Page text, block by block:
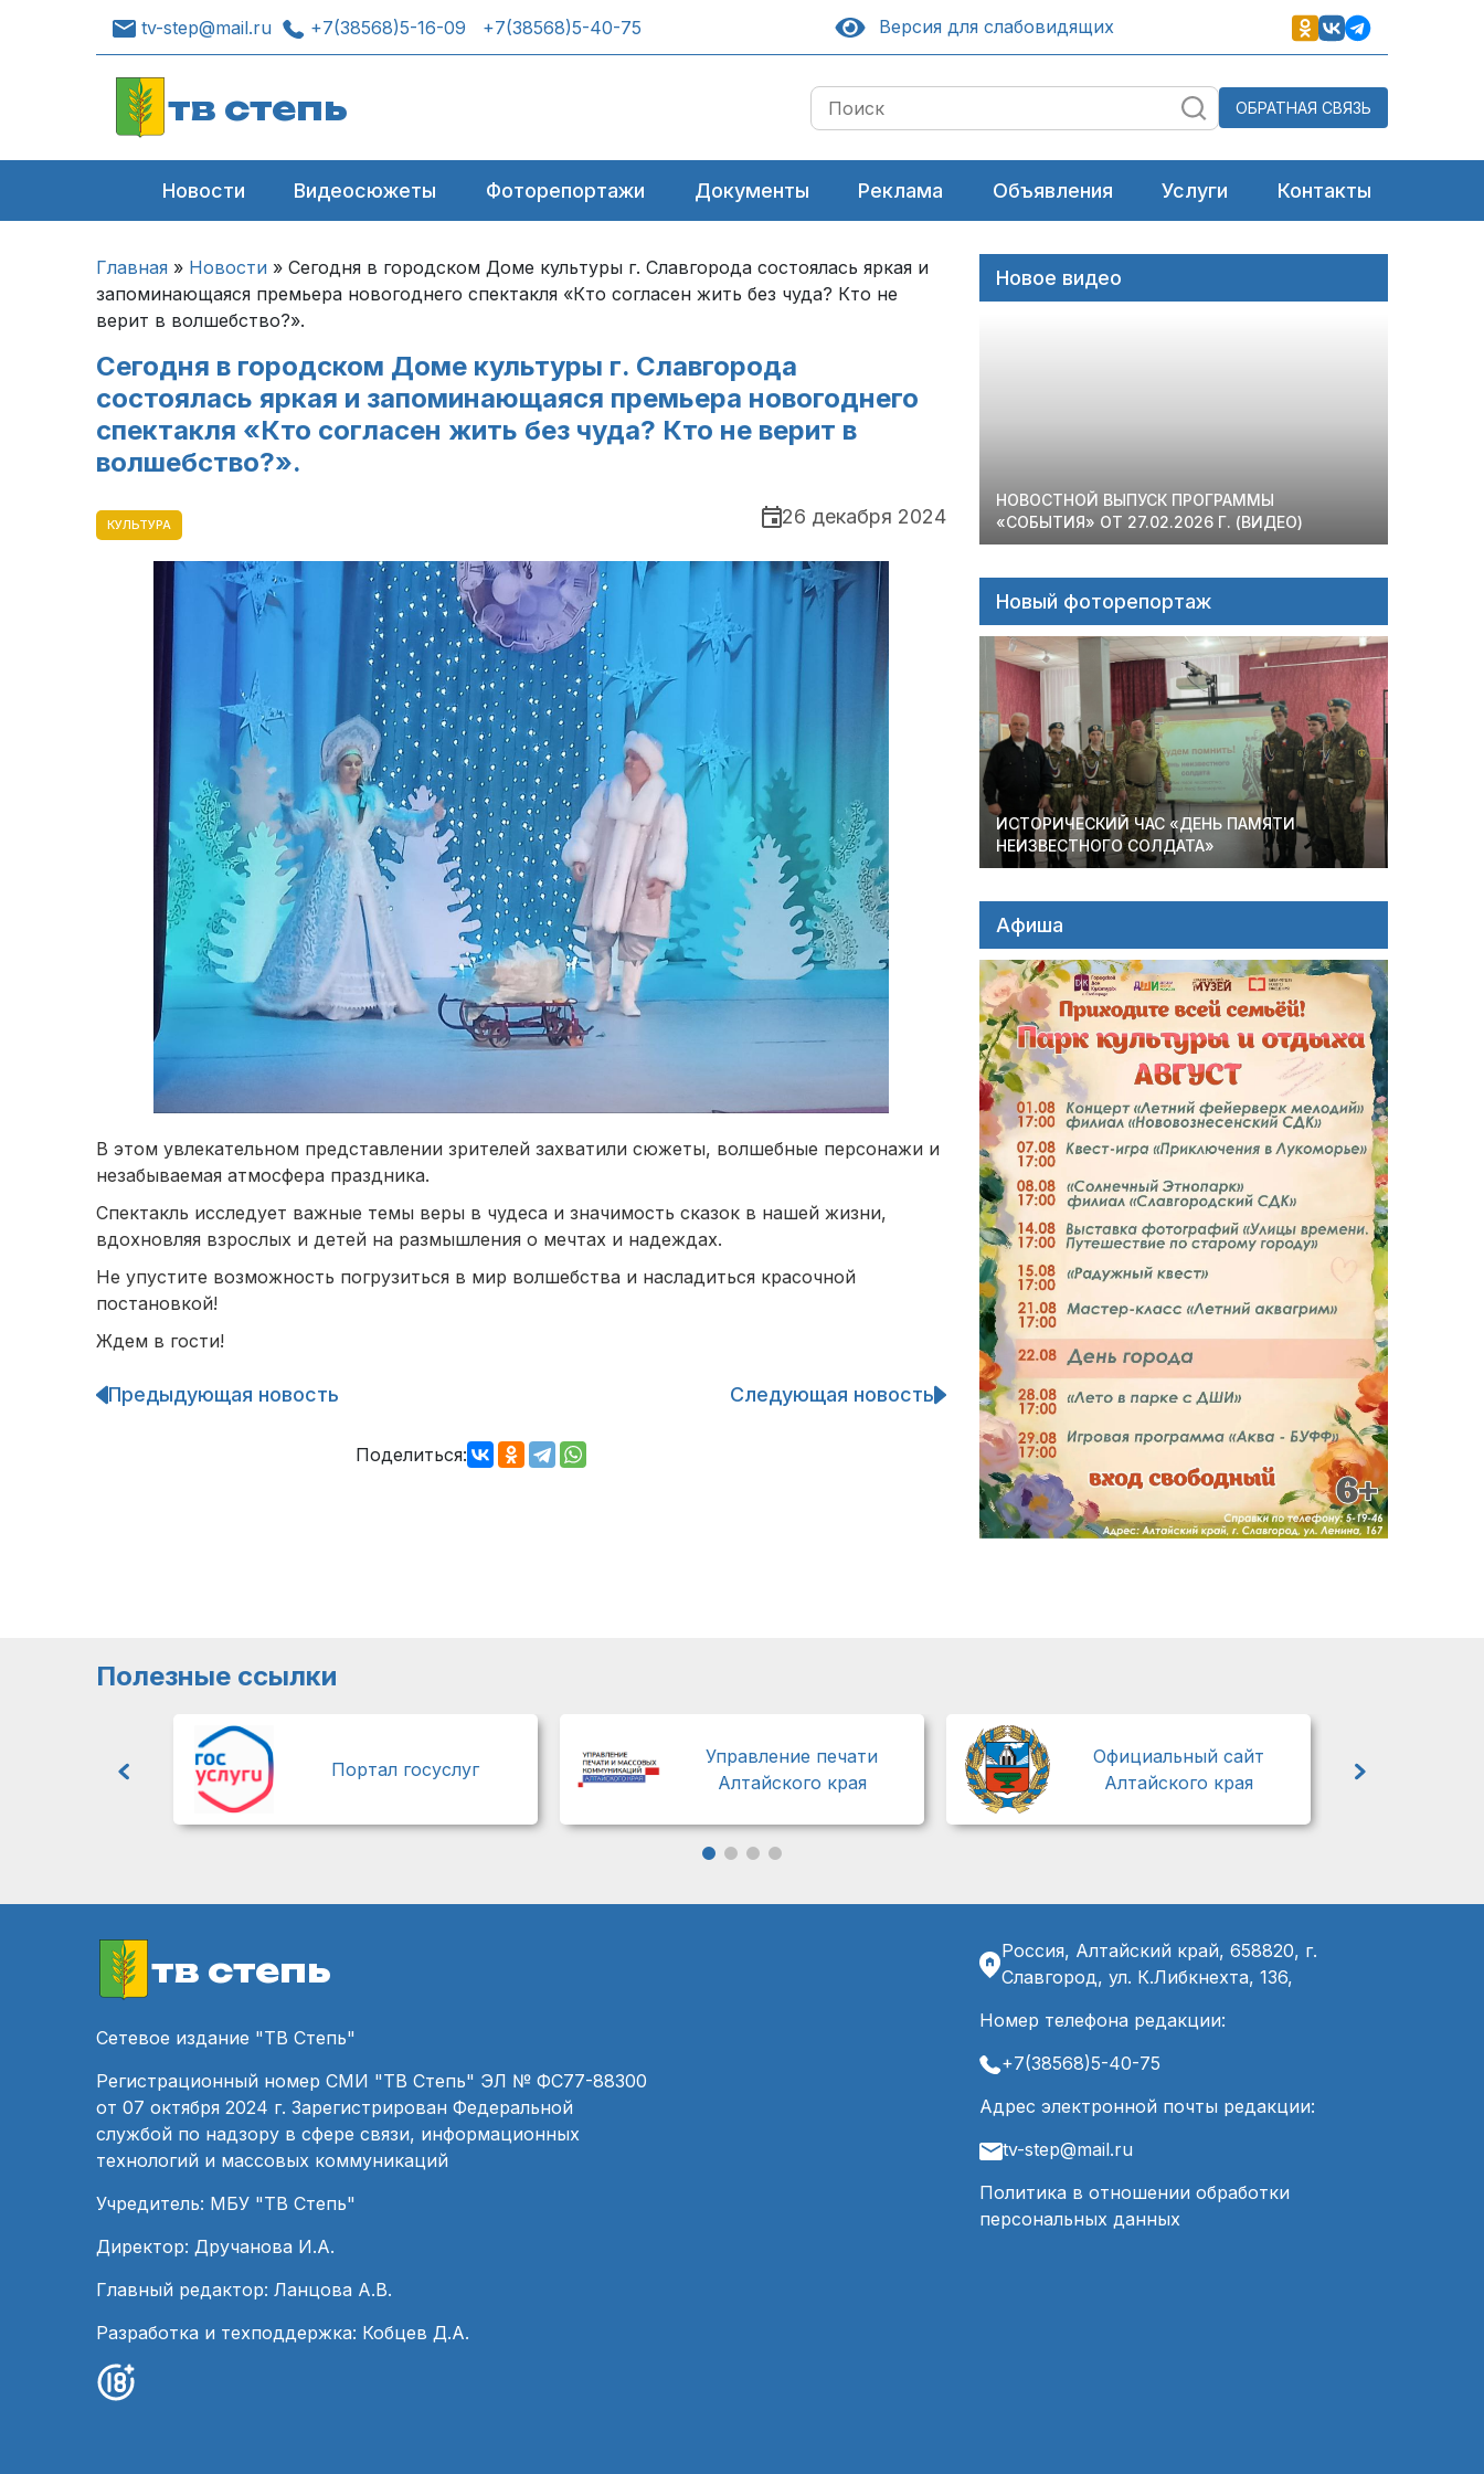
tv-step@mail.ru +7(38568)5-16-09 +7(38568)5-40-75 Версия для слабовидящих
тв степь ОБРАТНАЯ СВЯЗЬ
Новости Видеосюжеты Фоторепортажи Документы Реклама Объявления Услуги Контакты
Главная » Новости » Сегодня в городском Доме культуры г. Славгорода состоялась яркая и
запоминающаяся премьера новогоднего спектакля «Кто согласен жить без чуда? Кто не
верит в волшебство?».
Сегодня в городском Доме культуры г. Славгорода
состоялась яркая и запоминающаяся премьера новогоднего
спектакля «Кто согласен жить без чуда? Кто не верит в
волшебство?».
КУЛЬТУРА 26 декабря 2024
В этом увлекательном представлении зрителей захватили сюжеты, волшебные персонажи и
незабываемая атмосфера праздника.
Спектакль исследует важные темы веры в чудеса и значимость сказок в нашей жизни,
вдохновляя взрослых и детей на размышления о мечтах и надеждах.
Не упустите возможность погрузиться в мир волшебства и насладиться красочной
постановкой!
Ждем в гости!
Навигация
Предыдующая новость Следующая новость
Поделиться:
Новое видео
НОВОСТНОЙ ВЫПУСК ПРОГРАММЫ
«СОБЫТИЯ» ОТ 27.02.2026 Г. (ВИДЕО)
Новый фоторепортаж
ИСТОРИЧЕСКИЙ ЧАС «ДЕНЬ ПАМЯТИ
НЕИЗВЕСТНОГО СОЛДАТА»
Афиша
Полезные ссылки
Портал госуслуг
Управление печати
Алтайского края
Официальный сайт
Алтайского края
тв степь
Сетевое издание "ТВ Степь"
Регистрационный номер СМИ "ТВ Степь" ЭЛ № ФС77-88300
от 07 октября 2024 г. Зарегистрирован Федеральной
службой по надзору в сфере связи, информационных
технологий и массовых коммуникаций
Учредитель: МБУ "ТВ Степь"
Директор: Дручанова И.А.
Главный редактор: Ланцова А.В.
Разработка и техподдержка: Кобцев Д.А.
Россия, Алтайский край, 658820, г.
Славгород, ул. К.Либкнехта, 136,
Номер телефона редакции:
+7(38568)5-40-75
Адрес электронной почты редакции:
tv-step@mail.ru
Политика в отношении обработки
персональных данных